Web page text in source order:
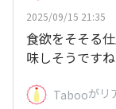
2025/09/15 21:35
食欲をそそる
味しそうですね
Tabooがリ